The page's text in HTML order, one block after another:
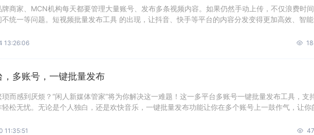
商家、MCN机构每天都要管理大量账号、发布多条视频内容。如果仍然手动上传，不仅浪费时间
统一等问题。短视频批量发布工具 的出现，让抖音、快手等平台的内容分发变得更加高效、智能
13:26:06
多账号，一键批量发布
而感到厌烦？“闲人新媒体管家”将为你解决这一难题！这一多平台多账号一键批量发布工具，支
松无忧。无论是个人独白，还是欢快音乐，一键批量发布功能让你在多个账号上一鼓作气，让你
11:35:51